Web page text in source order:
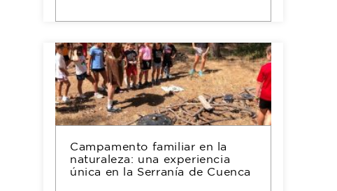
Campamento familiar en la
naturaleza: una experiencia
única en la Serranía de Cuenca